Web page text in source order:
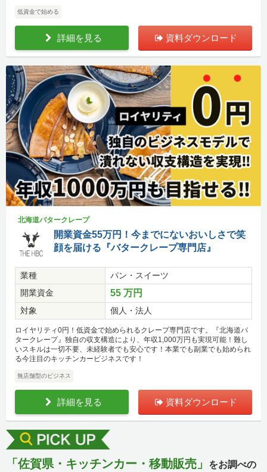
低資金で始める
詳細を見る 資料ダウンロード
北海道バタークレープ
開業資金55万円！今までにないおいしさで笑
顔を届ける『バタークレープ専門店』
業種
パン・スイーツ
開業資金
55 万円
対象 個人・法人
ロイヤリティ0円！低資金で始められるクレープ専門店です。『北海道バ
タークレープ』独自の収支構造により、年収1,000万円も実現可能！難し
いスキルは一切不要、未経験者でも安心です！本業でも副業でも始められ
る今注目のキッチンカービジネスです！
無店舗型のビジネス
詳細を見る 資料ダウンロード
「佐賀県・キッチンカー・移動販売」
をお調べの